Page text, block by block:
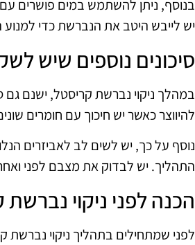
בנוסף, ניתן להשתמש במים פושרים עם
יש לייבש היטב את הנברשת כדי למנוע
סיכונים נוספים שיש
במהלך ניקוי נברשת קריסטל, ישנם גם
להיווצר כאשר יש חיכוך עם חומרים
נוסף על כך, יש לשים לב לאביזרים
התהליך. יש לבדוק את מצבם לפני
הכנה לפני ניקוי
לפני שמתחילים בתהליך ניקוי